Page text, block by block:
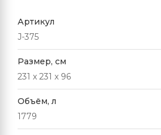
Артикул
J-375
Размер, см
231 x 231 x 96
Объём, л
1779